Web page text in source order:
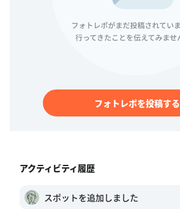
フォトレポを投稿する
アクティビティ履歴
スポットを追加しました